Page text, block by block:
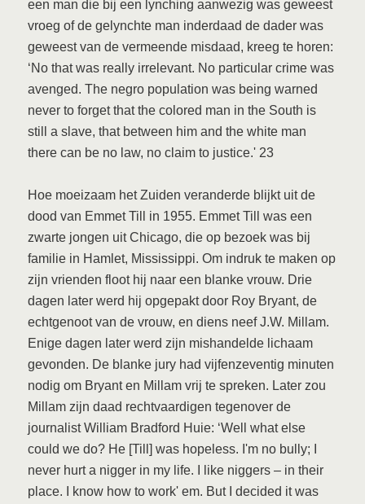
een man die bij een lynching aanwezig was geweest
vroeg of de gelynchte man inderdaad de dader was
geweest van de vermeende misdaad, kreeg te horen:
‘No that was really irrelevant. No particular crime was
avenged. The negro population was being warned
never to forget that the colored man in the South is
still a slave, that between him and the white man
there can be no law, no claim to justice.' 23
Hoe moeizaam het Zuiden veranderde blijkt uit de
dood van Emmet Till in 1955. Emmet Till was een
zwarte jongen uit Chicago, die op bezoek was bij
familie in Hamlet, Mississippi. Om indruk te maken op
zijn vrienden floot hij naar een blanke vrouw. Drie
dagen later werd hij opgepakt door Roy Bryant, de
echtgenoot van de vrouw, en diens neef J.W. Millam.
Enige dagen later werd zijn mishandelde lichaam
gevonden. De blanke jury had vijfenzeventig minuten
nodig om Bryant en Millam vrij te spreken. Later zou
Millam zijn daad rechtvaardigen tegenover de
journalist William Bradford Huie: ‘Well what else
could we do? He [Till] was hopeless. I'm no bully; I
never hurt a nigger in my life. I like niggers – in their
place. I know how to work' em. But I decided it was